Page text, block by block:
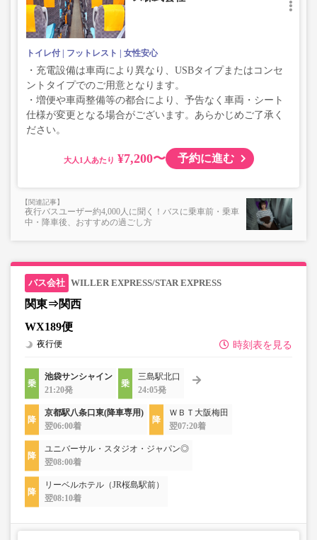
トイレ付 フットレスト 女性安心
・充電設備は車両により異なり、USBタイプまたはコンセ
ントタイプでのご用意となります。
・増便や車両整備等の都合により、予告なく車両・シート
仕様が変更となる場合がございます。あらかじめご了承く
ださい。
大人 ¥7,200〜 予約に進む
夜行バスユーザー約4,000人に聞く！バスに乗車前・乗車
中・降車後、おすすめの過ごし方
WILLER EXPRESS/STAR EXPRESS
関東⇒関西
WX189便
時刻表を見る
夜行便
池袋サンシャイン
21:20発
三島駅北口
24:05発
京都駅八条口東(降車専用)
翌06:00着
ＷＢＴ大阪梅田
翌07:20着
ユニバーサル・スタジオ・ジャパン◎
翌08:00着
リーベルホテル（JR桜島駅前）
翌08:10着